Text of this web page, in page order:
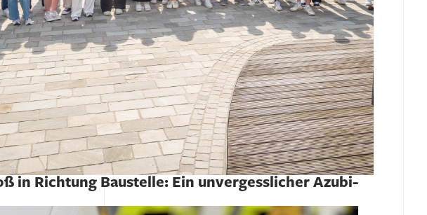
in Richtung Baustelle: Ein unvergesslicher Azubi-